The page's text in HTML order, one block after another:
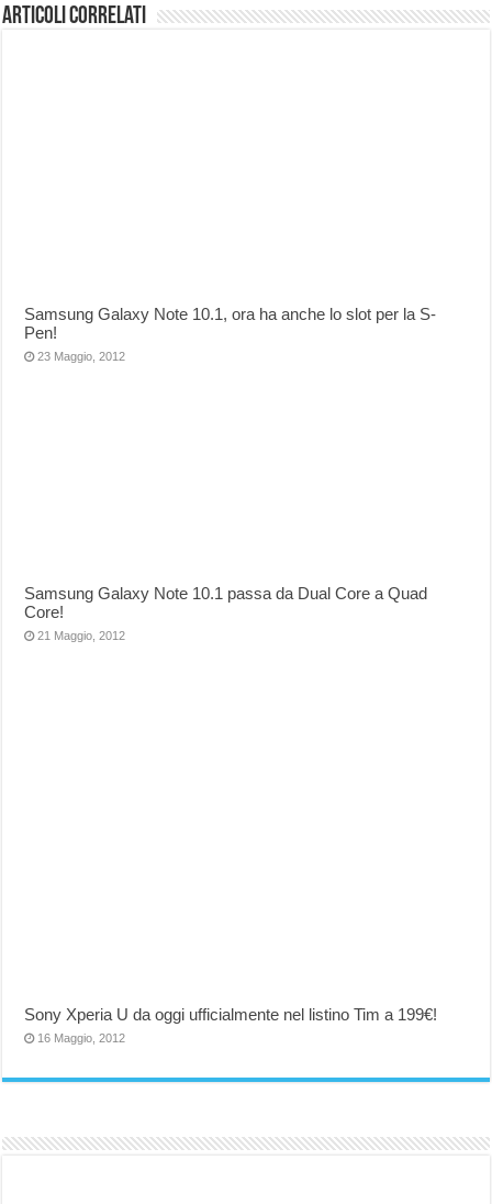
Articoli correlati
Samsung Galaxy Note 10.1, ora ha anche lo slot per la S-
Pen!
23 Maggio, 2012
Samsung Galaxy Note 10.1 passa da Dual Core a Quad
Core!
21 Maggio, 2012
Sony Xperia U da oggi ufficialmente nel listino Tim a 199€!
16 Maggio, 2012